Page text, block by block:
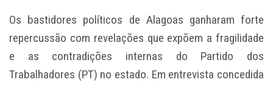
Os bastidores políticos de Alagoas ganharam forte
repercussão com revelações que expõem a fragilidade
e as contradições internas do Partido dos
Trabalhadores (PT) no estado. Em entrevista concedida